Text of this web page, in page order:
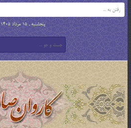
پنجشنبه , 15 مرداد 1405